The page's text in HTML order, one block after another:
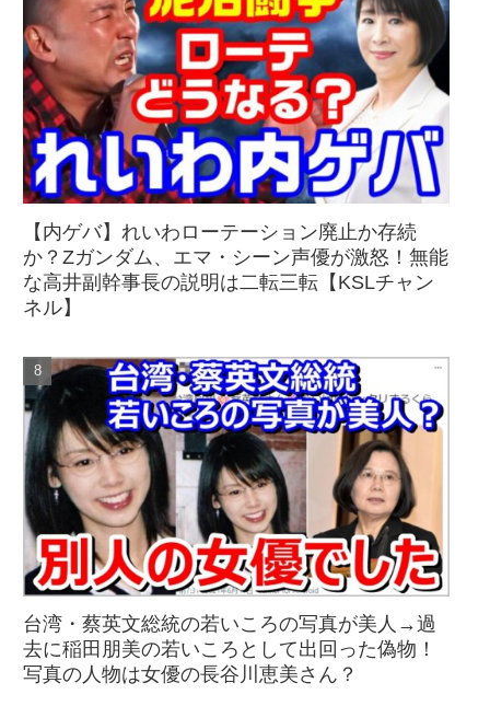
【内ゲバ】れいわローテーション廃止か存続
か？Zガンダム、エマ・シーン声優が激怒！無能
な高井副幹事長の説明は二転三転【KSLチャン
ネル】
台湾・蔡英文総統の若いころの写真が美人→過
去に稲田朋美の若いころとして出回った偽物！
写真の人物は女優の長谷川恵美さん？